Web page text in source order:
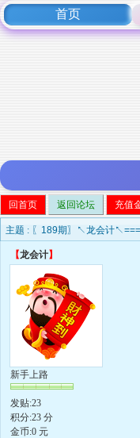
首页
回首页 返回论坛 充值
主题 : 〖189期〗↖龙会计
【龙会计】
新手上路
发贴:23
积分:23 分
金币:0 元